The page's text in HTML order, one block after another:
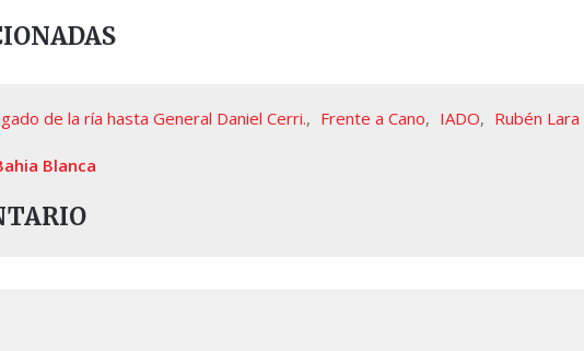
de la ría hasta General Daniel Cerri., Frente a Cano, IADO, Rubén Lara
Blanca